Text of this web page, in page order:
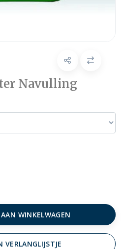
Navulling
WINKELWAGEN
VERLANGLIJSTJE